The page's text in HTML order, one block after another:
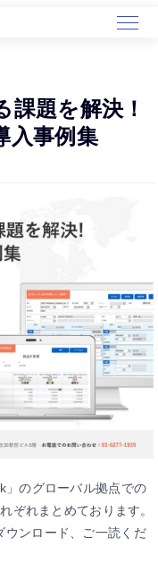
課題を解決！
入事例集
」のグローバル拠点での
ぞれまとめております。
ウンロード、ご一読くだ